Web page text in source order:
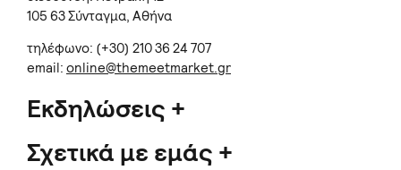
105 63 Σύνταγμα, Αθήνα
τηλέφωνο: (+30) 210 36 24 707
email: online@themeetmarket.gr
Εκδηλώσεις
Σχετικά με εμάς